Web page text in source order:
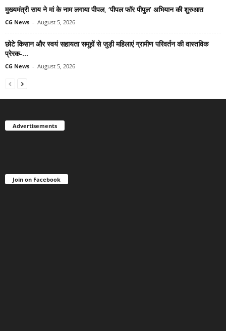
मुख्यमंत्री साय ने मां के नाम लगाया पीपल, ‘पीपल फॉर पीपुल’ अभियान की शुरुआत
CG News - August 5, 2026
छोटे किसान और स्वयं सहायता समूहों से जुड़ी महिलाएं ग्रामीण परिवर्तन की वास्तविक
प्रेरक-...
CG News - August 5, 2026
Advertisements
Join on Facebook